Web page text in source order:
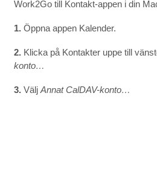
Work2Go till Kontakt-appen i din
1.Öppna appen Kalender.
2.Klicka på Kontakter uppe till
konto…
3.Välj Annat CalDAV-konto…